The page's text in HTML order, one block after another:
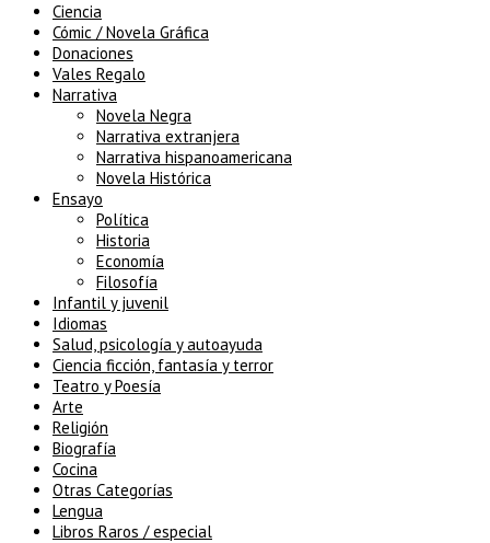
Ciencia
Cómic / Novela Gráfica
Donaciones
Vales Regalo
Narrativa
Novela Negra
Narrativa extranjera
Narrativa hispanoamericana
Novela Histórica
Ensayo
Política
Historia
Economía
Filosofía
Infantil y juvenil
Idiomas
Salud, psicología y autoayuda
Ciencia ficción, fantasía y terror
Teatro y Poesía
Arte
Religión
Biografía
Cocina
Otras Categorías
Lengua
Libros Raros / especial